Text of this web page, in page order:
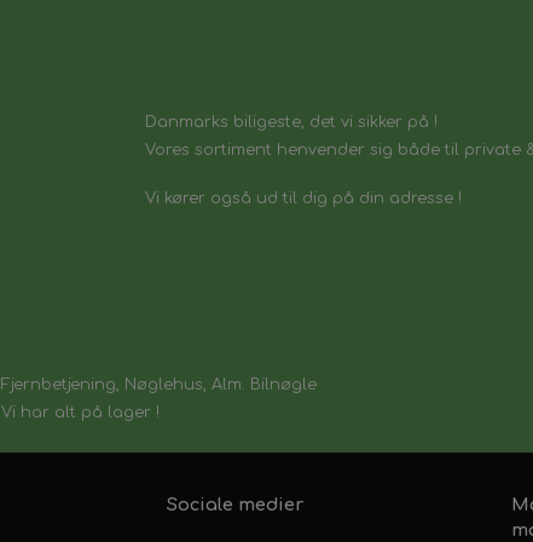
Danmarks biligeste, det vi sikker på !
Vores sortiment henvender sig både til private
Vi kører også ud til dig på din adresse !
Fjernbetjening, Nøglehus, Alm. Bilnøgle
Vi har alt på lager !
Sociale medier